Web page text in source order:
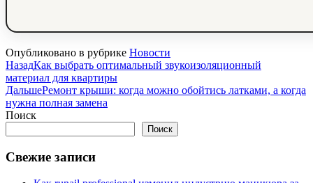
Опубликовано в рубрике Новости
НазадКак выбрать оптимальный звукоизоляционный
материал для квартиры
ДальшеРемонт крыши: когда можно обойтись латками, а когда
нужна полная замена
Поиск
Поиск
Свежие записи